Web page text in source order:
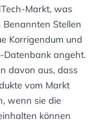
Markt, was
Stellen
Korrigendum und
Datenbank angeht.
davon aus, dass
vom Markt
wenn sie die
können